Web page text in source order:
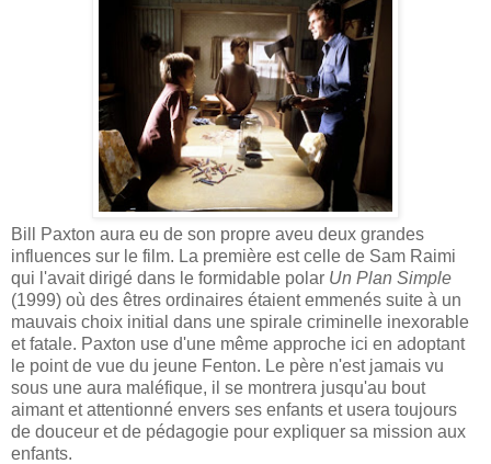
Bill Paxton aura eu de son propre aveu deux grandes
influences sur le film. La première est celle de Sam Raimi
qui l'avait dirigé dans le formidable polar Un Plan Simple
(1999) où des êtres ordinaires étaient emmenés suite à un
mauvais choix initial dans une spirale criminelle inexorable
et fatale. Paxton use d'une même approche ici en adoptant
le point de vue du jeune Fenton. Le père n'est jamais vu
sous une aura maléfique, il se montrera jusqu'au bout
aimant et attentionné envers ses enfants et usera toujours
de douceur et de pédagogie pour expliquer sa mission aux
enfants.